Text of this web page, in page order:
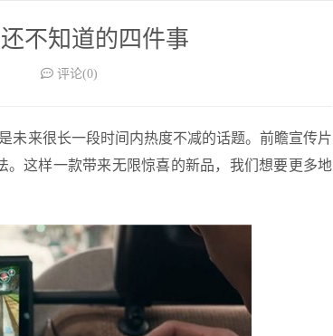
不知道的四件事
评论(0)
未来很长一段时间内热度不减的话题。前瞻宣传片
。这样一款带来无限惊喜的新品，我们想要更多地